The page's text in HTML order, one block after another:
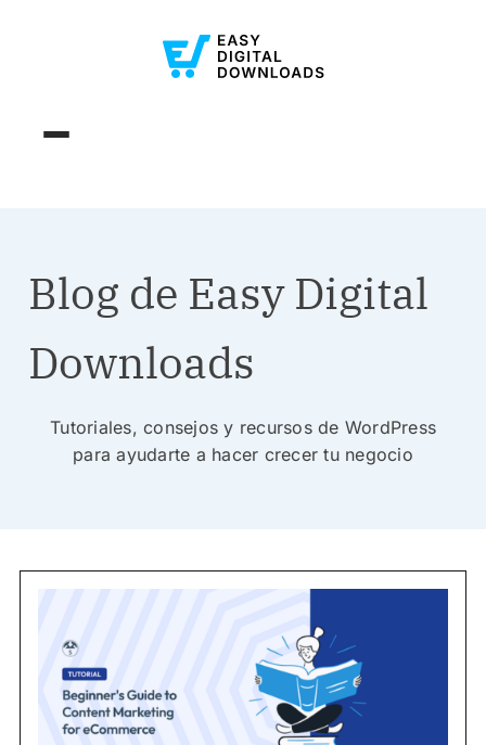
Blog de Easy Digital
Downloads
Tutoriales, consejos y recursos de WordPress
para ayudarte a hacer crecer tu negocio